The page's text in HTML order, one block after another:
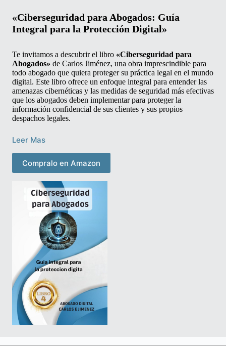
«Ciberseguridad para Abogados: Guía
Integral para la Protección Digital»
Te invitamos a descubrir el libro «Ciberseguridad para
Abogados» de Carlos Jiménez, una obra imprescindible para
todo abogado que quiera proteger su práctica legal en el mundo
digital. Este libro ofrece un enfoque integral para entender las
amenazas cibernéticas y las medidas de seguridad más efectivas
que los abogados deben implementar para proteger la
información confidencial de sus clientes y sus propios
despachos legales.
Leer Mas
Compralo en Amazon